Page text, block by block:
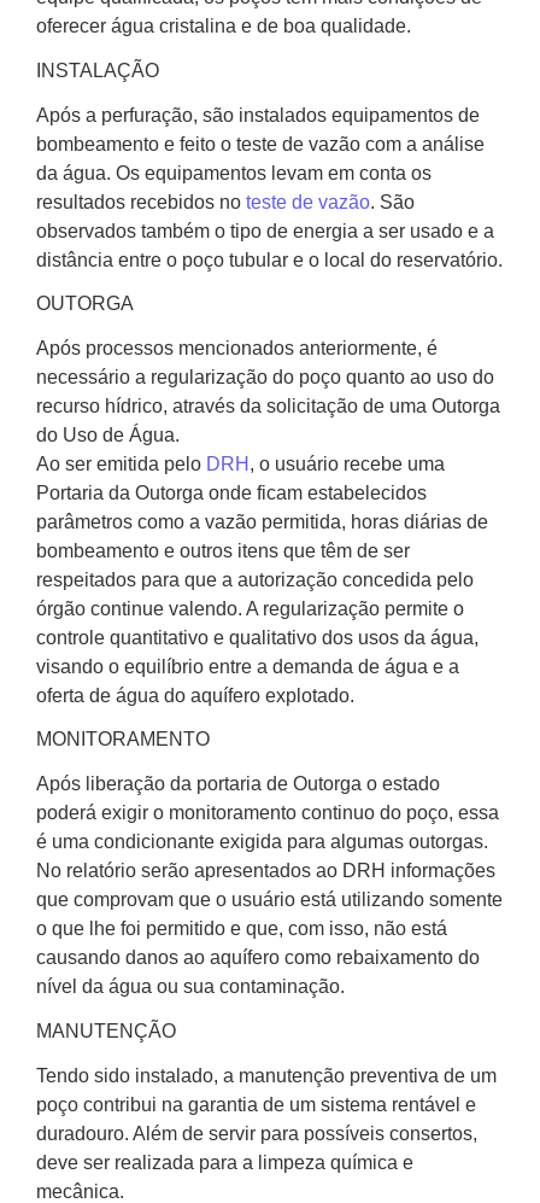
oferecer água cristalina e de boa qualidade.
INSTALAÇÃO
Após a perfuração, são instalados equipamentos de
bombeamento e feito o teste de vazão com a análise
da água. Os equipamentos levam em conta os
resultados recebidos no teste de vazão. São
observados também o tipo de energia a ser usado e a
distância entre o poço tubular e o local do reservatório.
OUTORGA
Após processos mencionados anteriormente, é
necessário a regularização do poço quanto ao uso do
recurso hídrico, através da solicitação de uma Outorga
do Uso de Água.
Ao ser emitida pelo DRH , o usuário recebe uma
Portaria da Outorga onde ficam estabelecidos
parâmetros como a vazão permitida, horas diárias de
bombeamento e outros itens que têm de ser
respeitados para que a autorização concedida pelo
órgão continue valendo. A regularização permite o
controle quantitativo e qualitativo dos usos da água,
visando o equilíbrio entre a demanda de água e a
oferta de água do aquífero explotado.
MONITORAMENTO
Após liberação da portaria de Outorga o estado
poderá exigir o monitoramento continuo do poço, essa
é uma condicionante exigida para algumas outorgas.
No relatório serão apresentados ao DRH informações
que comprovam que o usuário está utilizando somente
o que lhe foi permitido e que, com isso, não está
causando danos ao aquífero como rebaixamento do
nível da água ou sua contaminação.
MANUTENÇÃO
Tendo sido instalado, a manutenção preventiva de um
poço contribui na garantia de um sistema rentável e
duradouro. Além de servir para possíveis consertos,
deve ser realizada para a limpeza química e
mecânica.